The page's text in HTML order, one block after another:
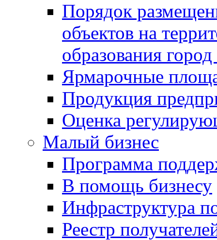
Порядок
объектов на
образования
Ярмарочные
Продукция
Оценка
Малый бизнес
Программа
В помощь бизнесу
Инфраструктура
Реестр